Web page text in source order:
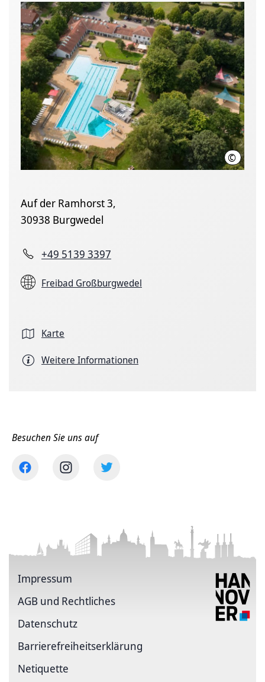
© Claus
Auf der Ramhorst 3,
30938 Burgwedel
+49 5139 3397
Freibad Großburgwedel
Karte
Weitere Informationen
Besuchen Sie uns auf
Impressum
AGB und Rechtliches
Datenschutz
Barriere­freiheits­erklärung
Netiquette